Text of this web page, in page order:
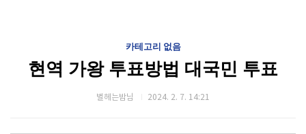
카테고리 없음
현역 가왕 투표방법 대국민 투표
별헤는밤님 2024. 2. 7. 14:21